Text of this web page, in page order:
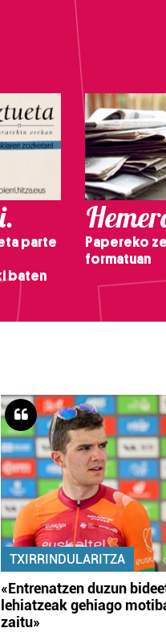
parte
baten
Papereko
formatuan
TXIRRINDULARITZA
«Entrenatzen duzun
lehiatzeak gehiago
zaitu»